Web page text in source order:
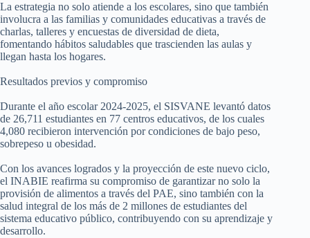
La estrategia no solo atiende a los escolares, sino que también
involucra a las familias y comunidades educativas a través de
charlas, talleres y encuestas de diversidad de dieta,
fomentando hábitos saludables que trascienden las aulas y
llegan hasta los hogares.
Resultados previos y compromiso
Durante el año escolar 2024-2025, el SISVANE levantó datos
de 26,711 estudiantes en 77 centros educativos, de los cuales
4,080 recibieron intervención por condiciones de bajo peso,
sobrepeso u obesidad.
Con los avances logrados y la proyección de este nuevo ciclo,
el INABIE reafirma su compromiso de garantizar no solo la
provisión de alimentos a través del PAE, sino también con la
salud integral de los más de 2 millones de estudiantes del
sistema educativo público, contribuyendo con su aprendizaje y
desarrollo.